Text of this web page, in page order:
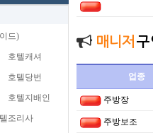
드)
호텔캐셔
호텔당번
호텔지배인
조리사
매니저 구
업종
주방장
주방보조